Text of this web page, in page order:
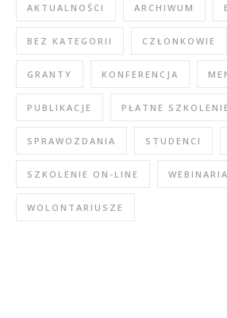
AKTUALNOŚCI ARCHIWUM
BEZ KATEGORII CZŁONKOWIE
GRANTY KONFERENCJA
PUBLIKACJE PŁATNE SZKOLENIE
SPRAWOZDANIA STUDENCI
SZKOLENIE ON-LINE WEBINARIA
WOLONTARIUSZE